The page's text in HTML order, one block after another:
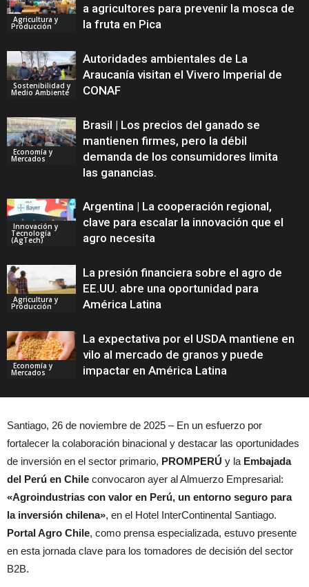
Agricultura y
Producción
a agricultores para prevenir la mosca de
la fruta en Pica
Sostenibilidad y
Medio Ambiente
Autoridades ambientales de La
Araucanía visitan el Vivero Imperial de
CONAF
Economía y
Mercados
Brasil | Los precios del ganado se
mantienen firmes, pero la débil
demanda de los consumidores limita
las ganancias.
Innovación y
Tecnología
(AgTech)
Argentina | La cooperación regional,
clave para escalar la innovación que el
agro necesita
Agricultura y
Producción
La presión financiera sobre el agro de
EE.UU. abre una oportunidad para
América Latina
Economía y
Mercados
La expectativa por el USDA mantiene en
vilo al mercado de granos y puede
impactar en América Latina
Santiago, 26 de noviembre de 2025 – En un esfuerzo por
fortalecer la colaboración binacional y destacar las oportunidades
de inversión en el sector primario, PROMPERÚ y la Embajada
del Perú en Chile convocaron ayer al Almuerzo Empresarial:
«Agroindustrias con valor en Perú, un entorno seguro para
la inversión chilena», en el Hotel InterContinental Santiago.
Portal Agro Chile, como prensa especializada, estuvo presente
en esta jornada clave para los tomadores de decisión del sector
B2B.